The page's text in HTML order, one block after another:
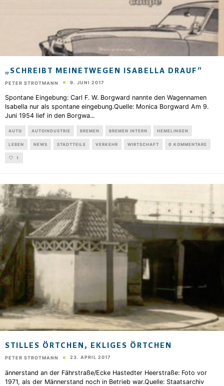
„SCHREIBT MEINETWEGEN ISABELLA DRAUF“
PETER STROTMANN 9. JUNI 2017
Spontane Eingebung: Carl F. W. Borgward nannte den Wagennamen
Isabella nur als spontane eingebung.Quelle: Monica Borgward Am 9.
Juni 1954 lief in den Borgwa...
AUTO AUTOINDUSTRIE BREMEN BREMEN INTERN HEMELINGEN
LEBEN NEWS STADTTEILE VERKEHR WIRTSCHAFT 0 KOMMENTARE
1
STILLES ÖRTCHEN, EKLIGES ÖRTCHEN
PETER STROTMANN 23. APRIL 2017
ännerstand an der Fährstraße/Ecke Hastedter Heerstraße: Foto vor
1971, als der Männerstand noch in Betrieb war.Quelle: Staatsarchiv